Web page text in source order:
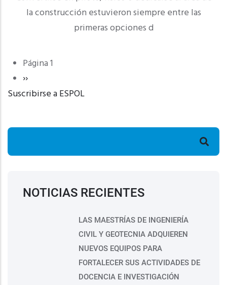
la construcción estuvieron siempre entre las
primeras opciones d
Paginación
Página 1
Siguiente
página
››
Suscribirse a ESPOL
NOTICIAS RECIENTES
LAS MAESTRÍAS DE INGENIERÍA
CIVIL Y GEOTECNIA ADQUIEREN
NUEVOS EQUIPOS PARA
FORTALECER SUS ACTIVIDADES DE
DOCENCIA E INVESTIGACIÓN